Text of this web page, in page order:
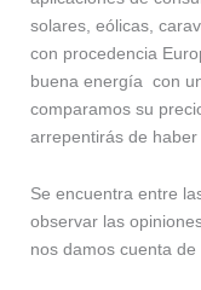
solares, eólicas,
con procedencia
buena energía con
comparamos su
arrepentirás de
Se encuentra entre
observar las
nos damos cuenta